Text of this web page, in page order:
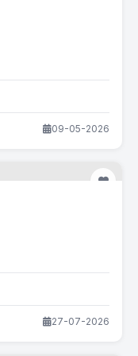
09-05-2026
27-07-2026